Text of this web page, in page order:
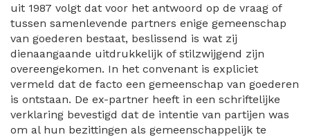
uit 1987 volgt dat voor het antwoord op de vraag of
tussen samenlevende partners enige gemeenschap
van goederen bestaat, beslissend is wat zij
dienaangaande uitdrukkelijk of stilzwijgend zijn
overeengekomen. In het convenant is expliciet
vermeld dat de facto een gemeenschap van goederen
is ontstaan. De ex-partner heeft in een schriftelijke
verklaring bevestigd dat de intentie van partijen was
om al hun bezittingen als gemeenschappelijk te